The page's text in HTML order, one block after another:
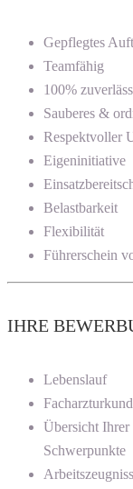
Gepflegtes
Teamfähig
100%
Sauberes &
Respektvoller
Eigeninitiative
Belastbarkeit
Flexibilität
Führerschein
IHRE
Lebenslauf
Übersicht Ihrer
Schwerpunkte